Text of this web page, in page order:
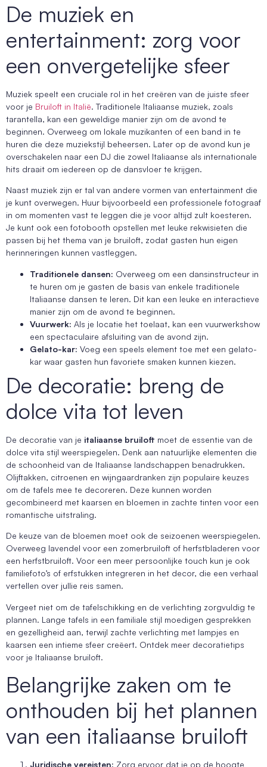
De muziek en
entertainment: zorg voor
een onvergetelijke sfeer
Muziek speelt een cruciale rol in het creëren van de juiste sfeer
voor je Bruiloft in Italië. Traditionele Italiaanse muziek, zoals
tarantella, kan een geweldige manier zijn om de avond te
beginnen. Overweeg om lokale muzikanten of een band in te
huren die deze muziekstijl beheersen. Later op de avond kun je
overschakelen naar een DJ die zowel Italiaanse als internationale
hits draait om iedereen op de dansvloer te krijgen.
Naast muziek zijn er tal van andere vormen van entertainment die
je kunt overwegen. Huur bijvoorbeeld een professionele fotograaf
in om momenten vast te leggen die je voor altijd zult koesteren.
Je kunt ook een fotobooth opstellen met leuke rekwisieten die
passen bij het thema van je bruiloft, zodat gasten hun eigen
herinneringen kunnen vastleggen.
Traditionele dansen: Overweeg om een dansinstructeur in
te huren om je gasten de basis van enkele traditionele
Italiaanse dansen te leren. Dit kan een leuke en interactieve
manier zijn om de avond te beginnen.
Vuurwerk: Als je locatie het toelaat, kan een vuurwerkshow
een spectaculaire afsluiting van de avond zijn.
Gelato-kar: Voeg een speels element toe met een gelato-
kar waar gasten hun favoriete smaken kunnen kiezen.
De decoratie: breng de
dolce vita tot leven
De decoratie van je italiaanse bruiloft moet de essentie van de
dolce vita stijl weerspiegelen. Denk aan natuurlijke elementen die
de schoonheid van de Italiaanse landschappen benadrukken.
Olijftakken, citroenen en wijngaardranken zijn populaire keuzes
om de tafels mee te decoreren. Deze kunnen worden
gecombineerd met kaarsen en bloemen in zachte tinten voor een
romantische uitstraling.
De keuze van de bloemen moet ook de seizoenen weerspiegelen.
Overweeg lavendel voor een zomerbruiloft of herfstbladeren voor
een herfstbruiloft. Voor een meer persoonlijke touch kun je ook
familiefoto’s of erfstukken integreren in het decor, die een verhaal
vertellen over jullie reis samen.
Vergeet niet om de tafelschikking en de verlichting zorgvuldig te
plannen. Lange tafels in een familiale stijl moedigen gesprekken
en gezelligheid aan, terwijl zachte verlichting met lampjes en
kaarsen een intieme sfeer creëert. Ontdek meer decoratietips
voor je Italiaanse bruiloft.
Belangrijke zaken om te
onthouden bij het plannen
van een italiaanse bruiloft
Juridische vereisten: Zorg ervoor dat je op de hoogte